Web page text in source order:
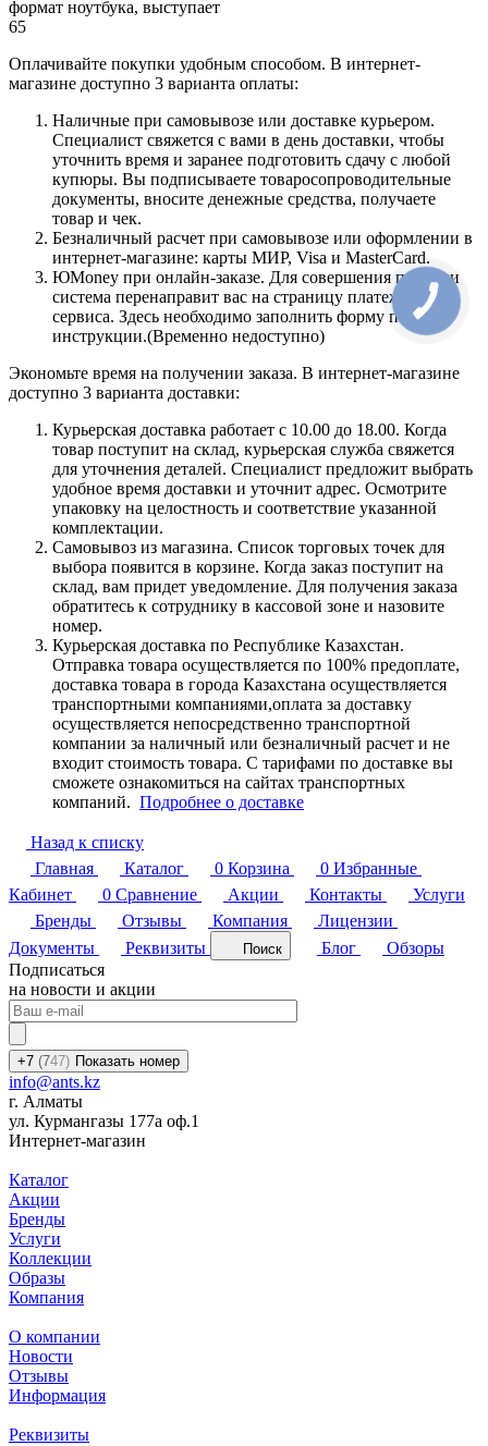
формат ноутбука, выступает
65
Оплачивайте покупки удобным способом. В интернет-
магазине доступно 3 варианта оплаты:
Наличные при самовывозе или доставке курьером.
Специалист свяжется с вами в день доставки, чтобы
уточнить время и заранее подготовить сдачу с любой
купюры. Вы подписываете товаросопроводительные
документы, вносите денежные средства, получаете
товар и чек.
Безналичный расчет при самовывозе или оформлении в
интернет-магазине: карты МИР, Visa и MasterCard.
ЮMoney при онлайн-заказе. Для совершения покупки
система перенаправит вас на страницу платежного
сервиса. Здесь необходимо заполнить форму по
инструкции.(Временно недоступно)
Экономьте время на получении заказа. В интернет-магазине
доступно 3 варианта доставки:
Курьерская доставка работает с 10.00 до 18.00. Когда
товар поступит на склад, курьерская служба свяжется
для уточнения деталей. Специалист предложит выбрать
удобное время доставки и уточнит адрес. Осмотрите
упаковку на целостность и соответствие указанной
комплектации.
Самовывоз из магазина. Список торговых точек для
выбора появится в корзине. Когда заказ поступит на
склад, вам придет уведомление. Для получения заказа
обратитесь к сотруднику в кассовой зоне и назовите
номер.
Курьерская доставка по Республике Казахстан.
Отправка товара осуществляется по 100% предоплате,
доставка товара в города Казахстана осуществляется
транспортными компаниями,оплата за доставку
осуществляется непосредственно транспортной
компании за наличный или безналичный расчет и не
входит стоимость товара. С тарифами по доставке вы
сможете ознакомиться на сайтах транспортных
компаний. Подробнее о доставке
Назад к списку
Главная
Каталог 0 Корзина 0 Избранные
Кабинет
0 Сравнение Акции Контакты
Услуги
Бренды
Отзывы Компания
Лицензии
Документы
Реквизиты Поиск Блог
Обзоры
Подписаться
на новости и акции
+7 (747) Показать номер
info@ants.kz
г. Алматы
ул. Курмангазы 177а оф.1
Интернет-магазин
Каталог
Акции
Бренды
Услуги
Коллекции
Образы
Компания
О компании
Новости
Отзывы
Информация
Реквизиты